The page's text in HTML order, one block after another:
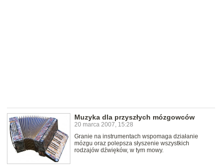
Muzyka dla przyszłych mózgowców
20 marca 2007, 15:28
Granie na instrumentach wspomaga działanie
mózgu oraz polepsza słyszenie wszystkich
rodzajów dźwięków, w tym mowy.